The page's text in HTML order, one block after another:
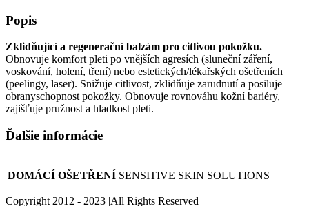
Popis
Zklidňující a regenerační balzám pro citlivou pokožku.
Obnovuje komfort pleti po vnějších agresích (sluneční záření,
voskování, holení, tření) nebo estetických/lékařských ošetřeních
(peelingy, laser). Snižuje citlivost, zklidňuje zarudnutí a posiluje
obranyschopnost pokožky. Obnovuje rovnováhu kožní bariéry,
zajišťuje pružnost a hladkost pleti.
Ďalšie informácie
DOMÁCÍ OŠETŘENÍ SENSITIVE SKIN SOLUTIONS
Copyright 2012 - 2023 |All Rights Reserved